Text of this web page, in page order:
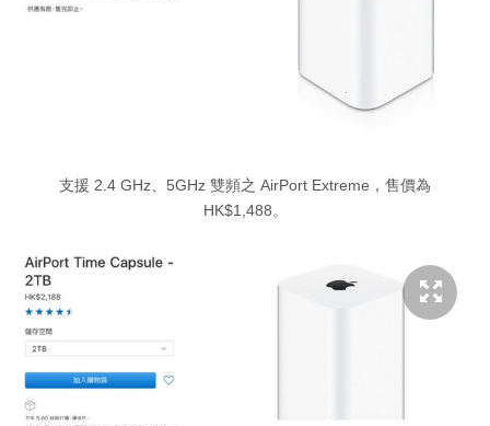
支援 2.4 GHz、5GHz 雙頻之 AirPort Extreme，售價為
HK$1,488。